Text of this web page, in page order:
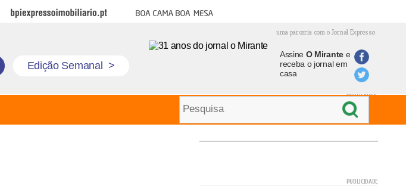
BPI Expresso Imobiliário Boa cama boa mesa
uma parceria com o Jornal Expresso
Edição Semanal >
Assine O Mirantee
receba o jornal em
casa